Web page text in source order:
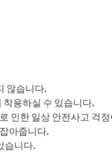
않습니다.
착용하실 수 있습니다.
인한 일상 안전사고 걱
아줍니다.
습니다.